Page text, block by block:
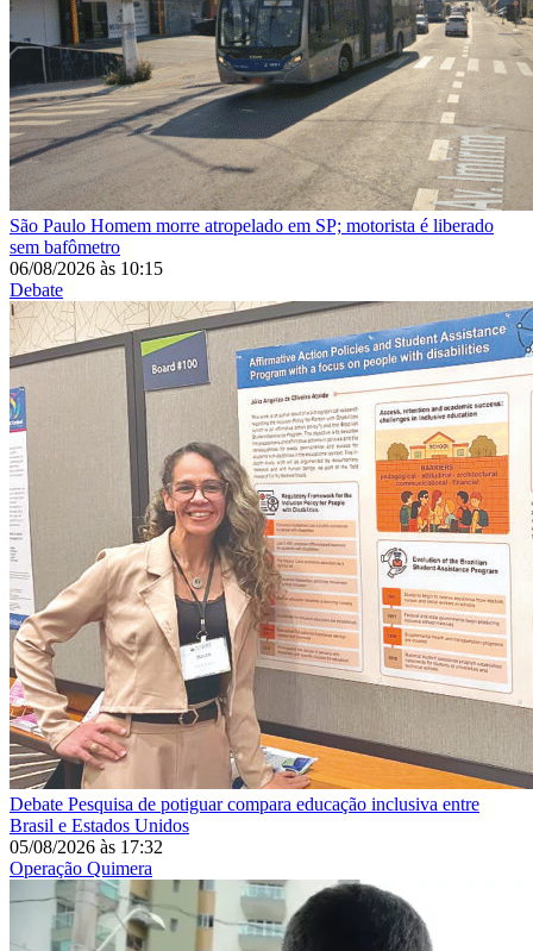
São Paulo Homem morre atropelado em SP; motorista é liberado
sem bafômetro
06/08/2026 às 10:15
Debate
Debate Pesquisa de potiguar compara educação inclusiva entre
Brasil e Estados Unidos
05/08/2026 às 17:32
Operação Quimera